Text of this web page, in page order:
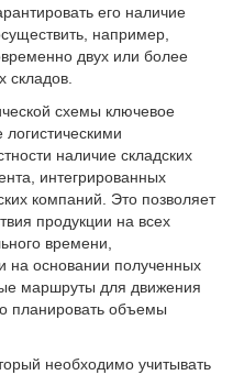
его наличие
например,
двух или более
складов.
схемы ключевое
наличие складских
интегрированных
компаний. Это позволяет
продукции на всех
времени,
на основании полученных
маршруты для движения
планировать объемы
необходимо учитывать